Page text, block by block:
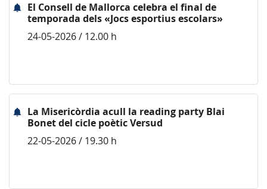
El Consell de Mallorca celebra el final de
temporada dels «Jocs esportius escolars»
24-05-2026 / 12.00 h
La Misericòrdia acull la reading party Blai
Bonet del cicle poètic Versud
22-05-2026 / 19.30 h